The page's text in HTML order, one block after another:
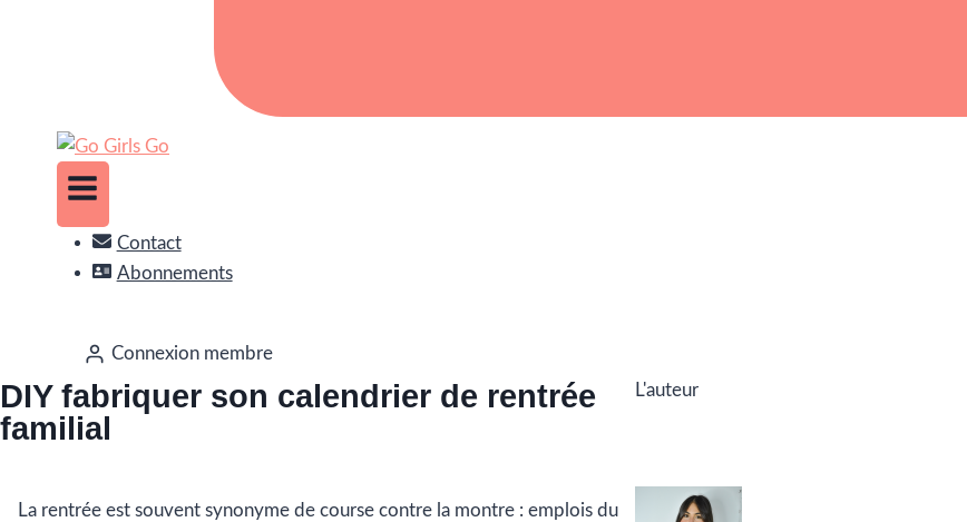
Contact
Abonnements
Connexion membre
DIY fabriquer son calendrier de rentrée
familial
La rentrée est souvent synonyme de course contre la montre : emplois du
L'auteur